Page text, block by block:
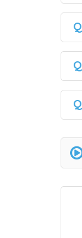
Q
Q
Q